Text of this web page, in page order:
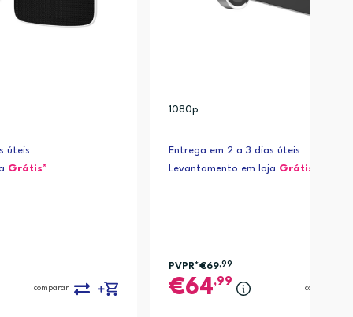
úteis
Grátis*
comparar
1080p
Entrega em 2 a 3 dias úteis
Levantamento em loja Grátis*
PVPR*€69,99
64,99
comparar